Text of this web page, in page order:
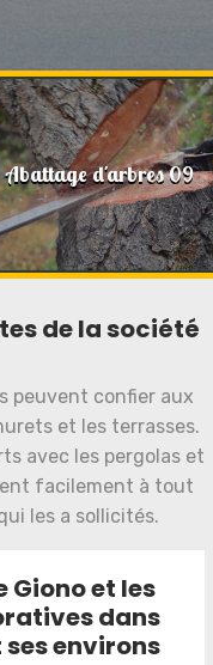
Abattage d'arbres 09
de la société
peuvent confier aux
et les terrasses.
avec les pergolas et
facilement à tout
les a sollicités.
Giono et les
dans
environs